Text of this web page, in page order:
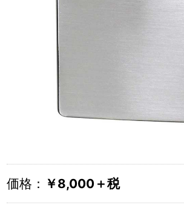
価格： ￥8,000＋税